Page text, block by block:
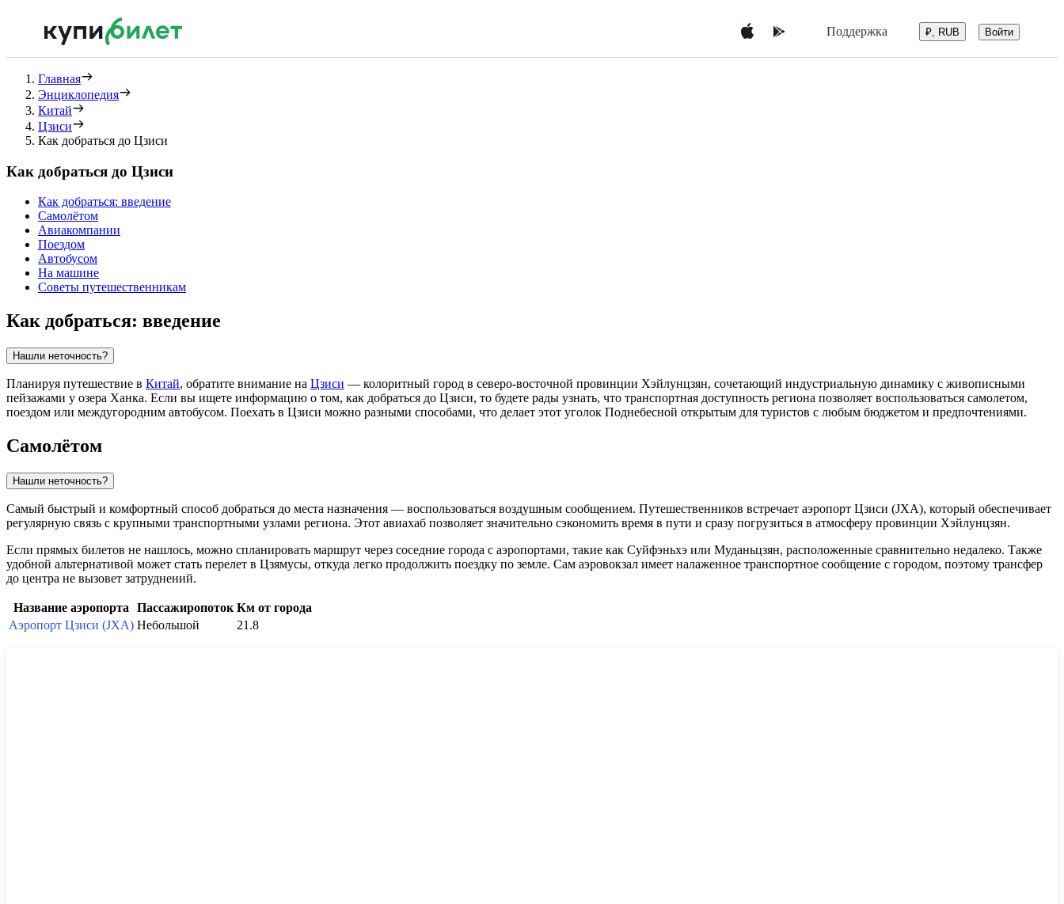
Поддержка ₽, RUB Войти
Главная
Энциклопедия
Китай
Цзиси
Как добраться до Цзиси
Как добраться до Цзиси
Как добраться: введение
Самолётом
Авиакомпании
Поездом
Автобусом
На машине
Советы путешественникам
Как добраться: введение
Нашли неточность?
Планируя путешествие в Китай, обратите внимание на Цзиси — колоритный город в северо-восточной провинции Хэйлунцзян, сочетающий индустриальную динамику с живописными
пейзажами у озера Ханка. Если вы ищете информацию о том, как добраться до Цзиси, то будете рады узнать, что транспортная доступность региона позволяет воспользоваться самолетом,
поездом или междугородним автобусом. Поехать в Цзиси можно разными способами, что делает этот уголок Поднебесной открытым для туристов с любым бюджетом и предпочтениями.
Самолётом
Нашли неточность?
Самый быстрый и комфортный способ добраться до места назначения — воспользоваться воздушным сообщением. Путешественников встречает аэропорт Цзиси (JXA), который обеспечивает
регулярную связь с крупными транспортными узлами региона. Этот авиахаб позволяет значительно сэкономить время в пути и сразу погрузиться в атмосферу провинции Хэйлунцзян.
Если прямых билетов не нашлось, можно спланировать маршрут через соседние города с аэропортами, такие как Суйфэньхэ или Муданьцзян, расположенные сравнительно недалеко. Также
удобной альтернативой может стать перелет в Цзямусы, откуда легко продолжить поездку по земле. Сам аэровокзал имеет налаженное транспортное сообщение с городом, поэтому трансфер
до центра не вызовет затруднений.
Название аэропорта Пассажиропоток Км от города
Аэропорт Цзиси (JXA) Небольшой 21.8